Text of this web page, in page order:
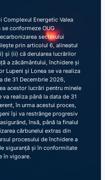
Energetic Valea
conformeze OUG
sectorului
prin articolul 6, alineatul
și (ii) că derularea lucrărilor
a zăcământului, închidere și
Lupeni și Lonea se va realiza
de 31 Decembrie 2026,
acestor lucrări pentru minele
va realiza până la data de 31
în urma acestui proces,
își va restrânge progresiv
însă, până la finalul
cărbunelui extras din
procesului de închidere a
siguranță și în conformitate
în vigoare.